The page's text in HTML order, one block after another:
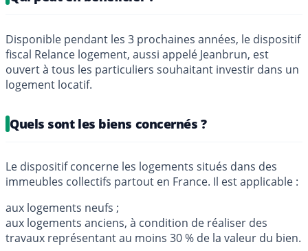
Disponible pendant les 3 prochaines années, le dispositif
fiscal Relance logement, aussi appelé Jeanbrun, est
ouvert à tous les particuliers souhaitant investir dans un
logement locatif.
Quels sont les biens concernés ?
Le dispositif concerne les logements situés dans des
immeubles collectifs partout en France. Il est applicable :
aux logements neufs ;
aux logements anciens, à condition de réaliser des
travaux représentant au moins 30 % de la valeur du bien.